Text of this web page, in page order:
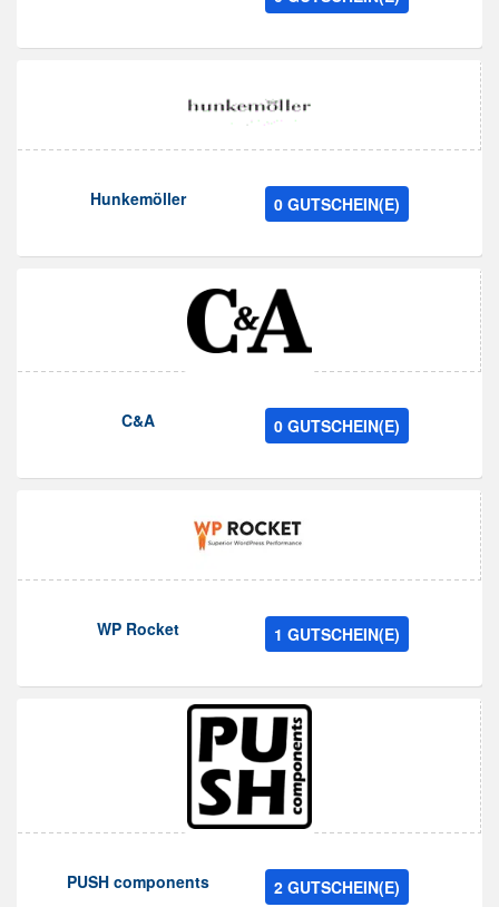
Hunkemöller 0 GUTSCHEIN(E)
C&A 0 GUTSCHEIN(E)
WP Rocket 1 GUTSCHEIN(E)
PUSH components 2 GUTSCHEIN(E)